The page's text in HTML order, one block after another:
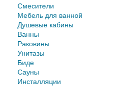
Смесители
Мебель для ванной
Душевые кабины
Ванны
Раковины
Унитазы
Биде
Сауны
Инсталляции